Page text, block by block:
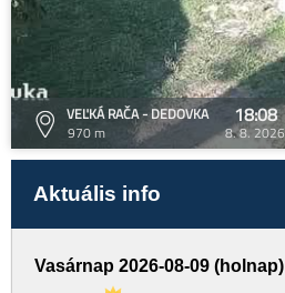
VEĽKÁ RAČA - DEDOVKA
970 m
18:08
8. 8. 2026
Aktuális info
Vasárnap 2026-08-09 (holnap)